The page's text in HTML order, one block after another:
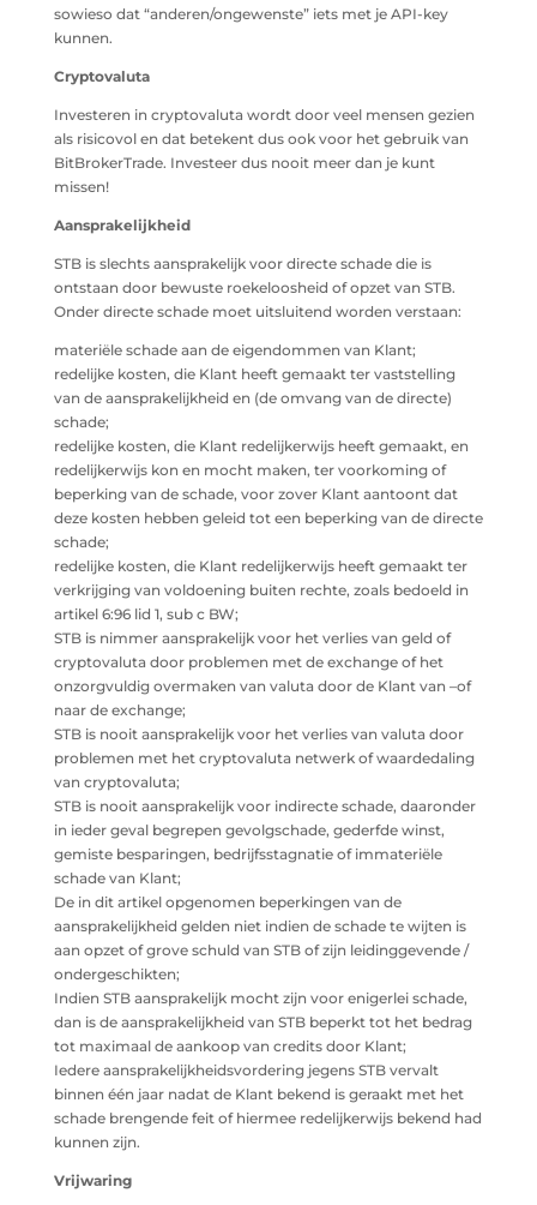
sowieso dat “anderen/ongewenste” iets met je API-key
kunnen.
Cryptovaluta
Investeren in cryptovaluta wordt door veel mensen gezien
als risicovol en dat betekent dus ook voor het gebruik van
BitBrokerTrade. Investeer dus nooit meer dan je kunt
missen!
Aansprakelijkheid
STB is slechts aansprakelijk voor directe schade die is
ontstaan door bewuste roekeloosheid of opzet van STB.
Onder directe schade moet uitsluitend worden verstaan:
materiële schade aan de eigendommen van Klant;
redelijke kosten, die Klant heeft gemaakt ter vaststelling
van de aansprakelijkheid en (de omvang van de directe)
schade;
redelijke kosten, die Klant redelijkerwijs heeft gemaakt, en
redelijkerwijs kon en mocht maken, ter voorkoming of
beperking van de schade, voor zover Klant aantoont dat
deze kosten hebben geleid tot een beperking van de directe
schade;
redelijke kosten, die Klant redelijkerwijs heeft gemaakt ter
verkrijging van voldoening buiten rechte, zoals bedoeld in
artikel 6:96 lid 1, sub c BW;
STB is nimmer aansprakelijk voor het verlies van geld of
cryptovaluta door problemen met de exchange of het
onzorgvuldig overmaken van valuta door de Klant van –of
naar de exchange;
STB is nooit aansprakelijk voor het verlies van valuta door
problemen met het cryptovaluta netwerk of waardedaling
van cryptovaluta;
STB is nooit aansprakelijk voor indirecte schade, daaronder
in ieder geval begrepen gevolgschade, gederfde winst,
gemiste besparingen, bedrijfsstagnatie of immateriële
schade van Klant;
De in dit artikel opgenomen beperkingen van de
aansprakelijkheid gelden niet indien de schade te wijten is
aan opzet of grove schuld van STB of zijn leidinggevende /
ondergeschikten;
Indien STB aansprakelijk mocht zijn voor enigerlei schade,
dan is de aansprakelijkheid van STB beperkt tot het bedrag
tot maximaal de aankoop van credits door Klant;
Iedere aansprakelijkheidsvordering jegens STB vervalt
binnen één jaar nadat de Klant bekend is geraakt met het
schade brengende feit of hiermee redelijkerwijs bekend had
kunnen zijn.
Vrijwaring